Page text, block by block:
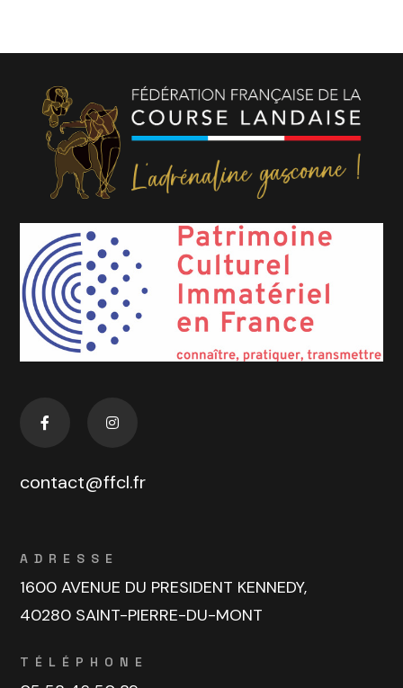
contact@ffcl.fr
ADRESSE
1600 AVENUE DU PRESIDENT KENNEDY,
40280 SAINT-PIERRE-DU-MONT
TÉLÉPHONE